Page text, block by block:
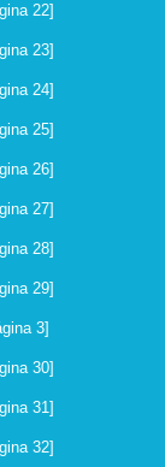
22]
23]
24]
25]
26]
27]
28]
29]
3]
30]
31]
32]